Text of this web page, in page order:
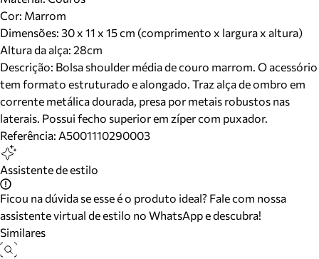
Cor: Marrom
Dimensões: 30 x 11 x 15 cm (comprimento x largura x altura)
Altura da alça: 28cm
Descrição: Bolsa shoulder média de couro marrom. O acessório
tem formato estruturado e alongado. Traz alça de ombro em
corrente metálica dourada, presa por metais robustos nas
laterais. Possui fecho superior em zíper com puxador.
Referência: A5001110290003
Assistente de estilo
Ficou na dúvida se esse é o produto ideal? Fale com nossa
assistente virtual de estilo no WhatsApp e descubra!
Similares